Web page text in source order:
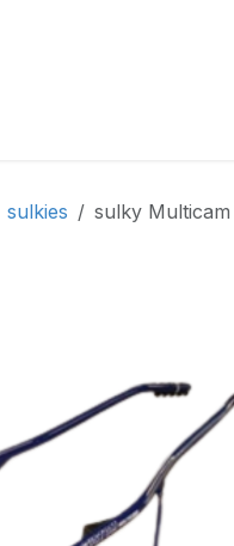
sulkies sulky Multicam